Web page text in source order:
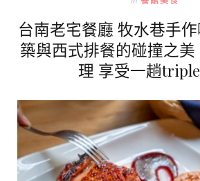
台南老宅餐廳 牧水巷手
築與西式排餐的碰撞之
理 享受一趟